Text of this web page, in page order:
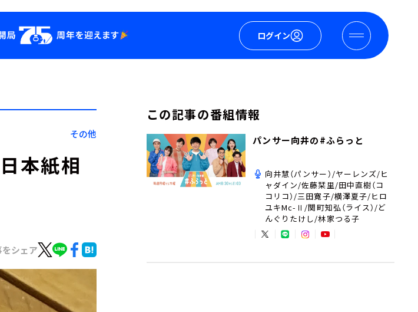
ログイン
YouTube
その他
本紙相
シェア
この記事の番組情報
パンサー向井の#ふらっと
向井慧（パンサー）/ヤーレンズ/ヒ
ャダイン/佐藤栞里/田中直樹（コ
コリコ）/三田寛子/横澤夏子/ヒロ
ユキMc-Ⅱ/関町知弘（ライス）/ど
んぐりたけし/林家つる子